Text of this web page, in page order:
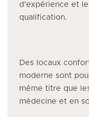
d’expérience et
qualification.
Des locaux
moderne sont
même titre que
médecine et en